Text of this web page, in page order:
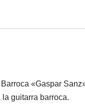
«Gaspar
guitarra barroca.